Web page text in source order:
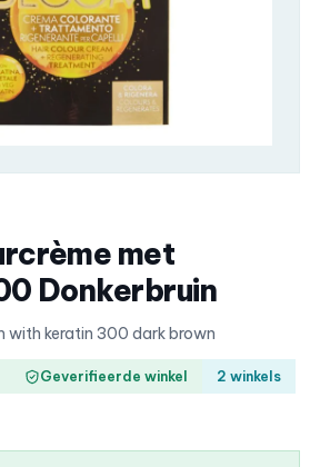
met
Donkerbruin
with keratin 300 dark brown
Geverifieerde winkel
2 winkels